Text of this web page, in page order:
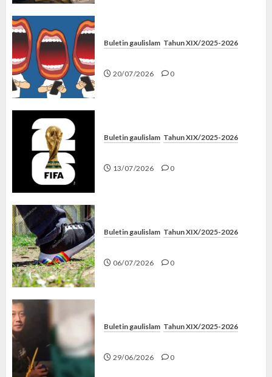
Buletin gaulislam Tahun XIX/2025-2026
20/07/2026 0
Buletin gaulislam Tahun XIX/2025-2026
13/07/2026 0
Buletin gaulislam Tahun XIX/2025-2026
06/07/2026 0
Buletin gaulislam Tahun XIX/2025-2026
29/06/2026 0